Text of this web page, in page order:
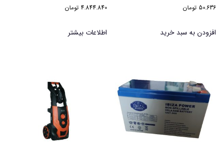
50.636 تومان
افزودن به سبد خرید
4.844.840 تومان
اطلاعات بیشتر